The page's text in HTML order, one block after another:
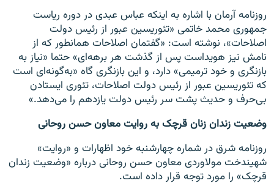
روزنامه آرمان با اشاره به اینکه عباس عبدی در دوره ریاست
جمهوری محمد خاتمی «تئوریسین عبور از رئیس دولت
اصلاحات»، نوشته است: «گفتمان اصلاحات همانطور که از
نامش نیز هویداست پس از گذشت هر برهه‌ای» حتما «نیاز به
بازنگری و خود ترمیمی» دارد، و این بازنگری‌ گاه «به‌گونه‌ای است
که تئوریسین عبور از رئیس دولت اصلاحات، تئوری ایستادن
بی‌حرف و حدیث پشت سر رئیس دولت یازدهم را می‌دهد.»
وضعیت زندان زنان قرچک به روایت معاون حسن روحانی
روزنامه شرق در شماره چهارشنبه خود اظهارات و «روایت»
شهیندخت مولاوردی معاون حسن روحانی درباره «وضعیت زندان
قرچک» را مورد توجه قرار داده است.